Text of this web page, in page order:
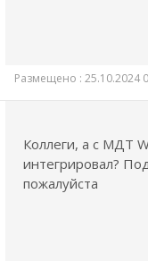
Размещено : 25.10.2024
Коллеги, а с МДТ
интегрировал?
пожалуйста